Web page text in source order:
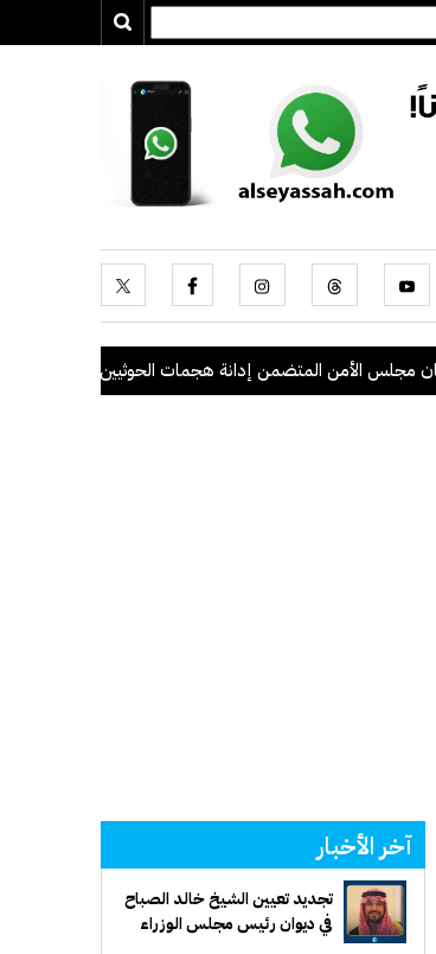
المتضمن إدانة هجمات الحوثيين على السعودية والسفن
آخر الأخبار
تجديد تعيين الشيخ خالد الصباح
في ديوان رئيس مجلس الوزراء